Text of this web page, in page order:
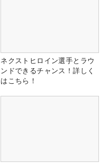
ネクストヒロイン選手とラウ
ンドできるチャンス！詳しく
はこちら！